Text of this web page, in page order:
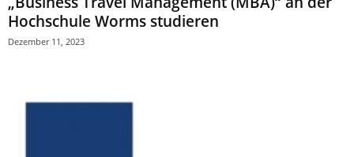
Hochschule Worms studieren
Dezember 11, 2023